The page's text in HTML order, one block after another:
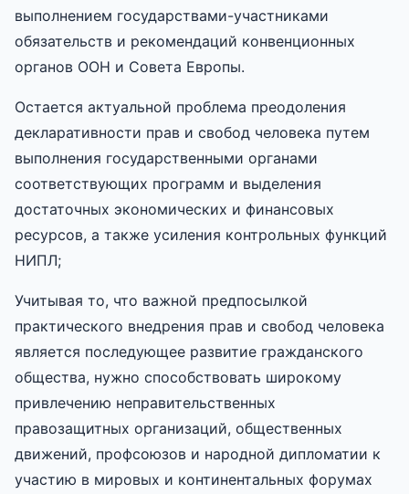
выполнением государствами-участниками
обязательств и рекомендаций конвенционных
органов ООН и Совета Европы.
Остается актуальной проблема преодоления
декларативности прав и свобод человека путем
выполнения государственными органами
соответствующих программ и выделения
достаточных экономических и финансовых
ресурсов, а также усиления контрольных функций
НИПЛ;
Учитывая то, что важной предпосылкой
практического внедрения прав и свобод человека
является последующее развитие гражданского
общества, нужно способствовать широкому
привлечению неправительственных
правозащитных организаций, общественных
движений, профсоюзов и народной дипломатии к
участию в мировых и континентальных форумах